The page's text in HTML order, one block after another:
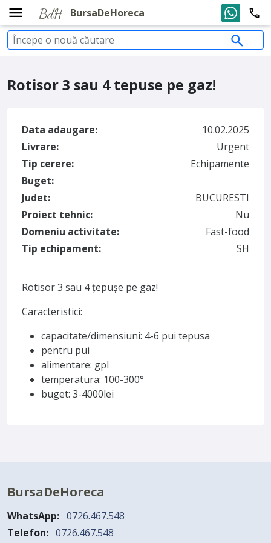
BursaDeHoreca
Rotisor 3 sau 4 tepuse pe gaz!
Data adaugare:
10.02.2025
Livrare:
Urgent
Tip cerere:
Echipamente
Buget:
Judet:
BUCURESTI
Proiect tehnic:
Nu
Domeniu activitate:
Fast-food
Tip echipament:
SH
Rotisor 3 sau 4 țepușe pe gaz!
Caracteristici:
capacitate/dimensiuni: 4-6 pui tepusa
pentru pui
alimentare: gpl
temperatura: 100-300°
buget: 3-4000lei
BursaDeHoreca
WhatsApp: 0726.467.548
Telefon: 0726.467.548